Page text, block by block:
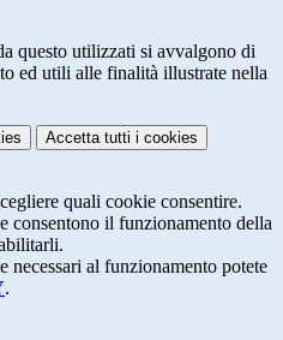
questo utilizzati si avvalgono di
ed utili alle finalità illustrate nella
Accetta tutti i cookies
quali cookie consentire.
consentono il funzionamento della
necessari al funzionamento potete
.